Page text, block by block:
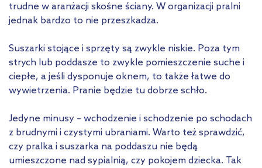
trudne w aranżacji skośne ściany. W organizacji pralni
jednak bardzo to nie przeszkadza.
Suszarki stojące i sprzęty są zwykle niskie. Poza tym
strych lub poddasze to zwykle pomieszczenie suche i
ciepłe, a jeśli dysponuje oknem, to także łatwe do
wywietrzenia. Pranie będzie tu dobrze schło.
Jedyne minusy – wchodzenie i schodzenie po schodach
z brudnymi i czystymi ubraniami. Warto też sprawdzić,
czy pralka i suszarka na poddaszu nie będą
umieszczone nad sypialnią, czy pokojem dziecka. Tak